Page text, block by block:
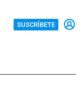
SUSCRÍBETE